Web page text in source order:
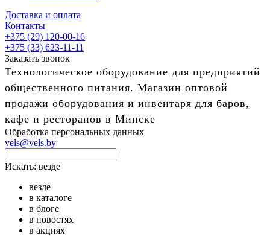
Доставка и оплата
Контакты
+375 (29) 120-00-16
+375 (33) 623-11-11
Заказать звонок
Технологическое оборудование для предприятий
общественного питания. Магазин оптовой
продажи оборудования и инвентаря для баров,
кафе и ресторанов в Минске
Обработка персональных данных
vels@vels.by
Искать: везде
везде
в каталоге
в блоге
в новостях
в акциях